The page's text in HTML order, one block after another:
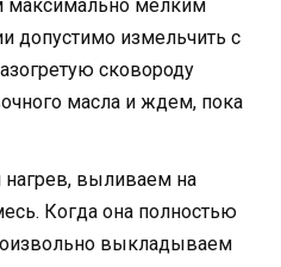
максимально мелким
допустимо измельчить с
сковороду
масла и ждем, пока
выливаем на
Когда она полностью
выкладываем